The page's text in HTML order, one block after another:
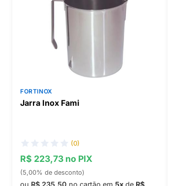
FORTINOX
Jarra Inox Fami
(0)
R$ 223,73 no PIX
(5,00% de desconto)
ou R$ 235,50 no cartão em 5xde R$